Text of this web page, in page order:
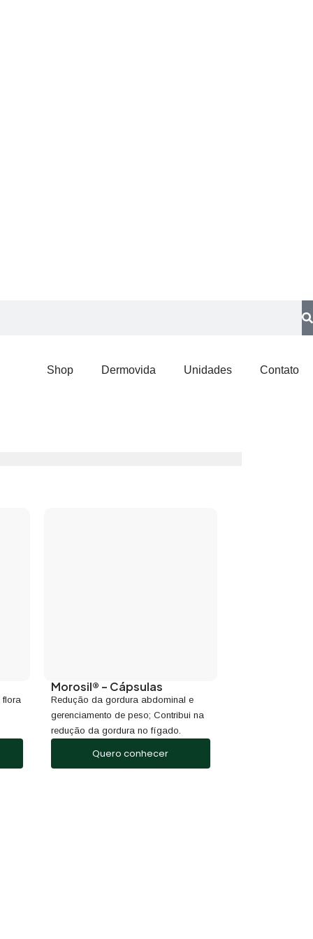
Shop Dermovida Unidades Contato
flora
Morosil® – Cápsulas
Redução da gordura abdominal e
gerenciamento de peso; Contribui na
redução da gordura no fígado.
Quero conhecer